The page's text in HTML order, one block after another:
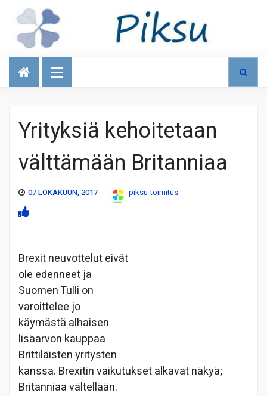
Talous
Yrityksiä kehoitetaan
välttämään Britanniaa
07 LOKAKUUN, 2017 piksu-toimitus
Brexit neuvottelut eivät
ole edenneet ja
Suomen Tulli on
varoittelee jo
käymästä alhaisen
lisäarvon kauppaa
Brittiläisten yritysten
kanssa. Brexitin vaikutukset alkavat näkyä;
Britanniaa vältellään.